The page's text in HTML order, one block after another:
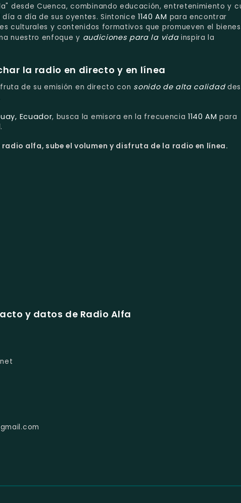
desde Cuenca, combinando educación, entretenimiento y
a día de sus oyentes. Sintonice1140 AM para encontrar
culturales y contenidos formativos que promueven el
nuestro enfoque y audiciones para la vidainspira la
la radio en directo y en línea
de su emisión en directo con sonido de alta calidad
Ecuador, busca la emisora en la frecuencia 1140 AM para
radio alfa, sube el volumen y disfruta de la radio en línea.
y datos de Radio Alfa